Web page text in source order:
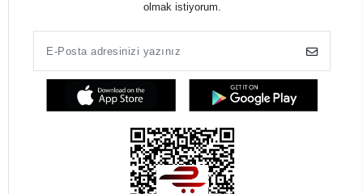
olmak istiyorum.